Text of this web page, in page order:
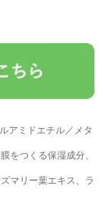
アミドエチル／メタ
をつくる保湿成分、
マリー葉エキス、ラ